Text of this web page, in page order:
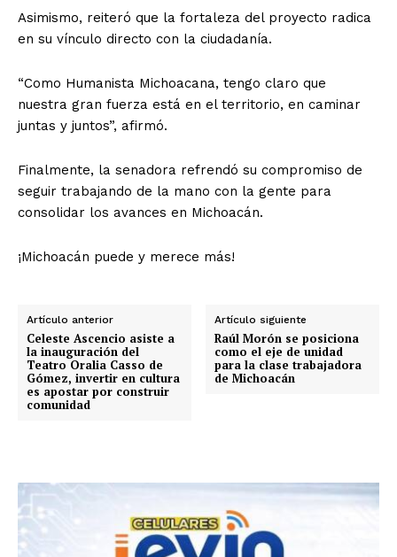
Asimismo, reiteró que la fortaleza del proyecto radica
en su vínculo directo con la ciudadanía.
“Como Humanista Michoacana, tengo claro que
nuestra gran fuerza está en el territorio, en caminar
juntas y juntos”, afirmó.
Finalmente, la senadora refrendó su compromiso de
seguir trabajando de la mano con la gente para
consolidar los avances en Michoacán.
¡Michoacán puede y merece más!
Artículo anterior
Celeste Ascencio asiste a
la inauguración del
Teatro Oralia Casso de
Gómez, invertir en cultura
es apostar por construir
comunidad
Artículo siguiente
Raúl Morón se posiciona
como el eje de unidad
para la clase trabajadora
de Michoacán